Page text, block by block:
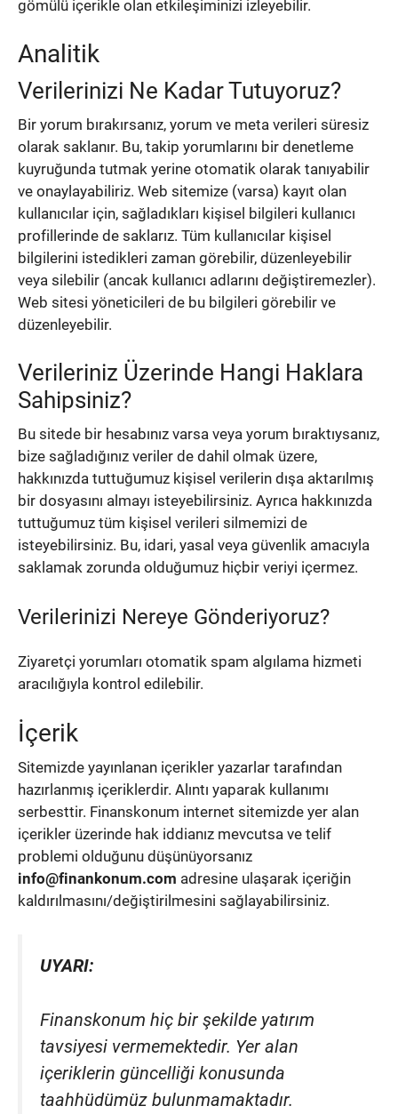
gömülü içerikle olan etkileşiminizi izleyebilir.
Analitik
Verilerinizi Ne Kadar Tutuyoruz?
Bir yorum bırakırsanız, yorum ve meta verileri süresiz
olarak saklanır. Bu, takip yorumlarını bir denetleme
kuyruğunda tutmak yerine otomatik olarak tanıyabilir
ve onaylayabiliriz. Web sitemize (varsa) kayıt olan
kullanıcılar için, sağladıkları kişisel bilgileri kullanıcı
profillerinde de saklarız. Tüm kullanıcılar kişisel
bilgilerini istedikleri zaman görebilir, düzenleyebilir
veya silebilir (ancak kullanıcı adlarını değiştiremezler).
Web sitesi yöneticileri de bu bilgileri görebilir ve
düzenleyebilir.
Verileriniz Üzerinde Hangi Haklara
Sahipsiniz?
Bu sitede bir hesabınız varsa veya yorum bıraktıysanız,
bize sağladığınız veriler de dahil olmak üzere,
hakkınızda tuttuğumuz kişisel verilerin dışa aktarılmış
bir dosyasını almayı isteyebilirsiniz. Ayrıca hakkınızda
tuttuğumuz tüm kişisel verileri silmemizi de
isteyebilirsiniz. Bu, idari, yasal veya güvenlik amacıyla
saklamak zorunda olduğumuz hiçbir veriyi içermez.
Verilerinizi Nereye Gönderiyoruz?
Ziyaretçi yorumları otomatik spam algılama hizmeti
aracılığıyla kontrol edilebilir.
İçerik
Sitemizde yayınlanan içerikler yazarlar tarafından
hazırlanmış içeriklerdir. Alıntı yaparak kullanımı
serbesttir. Finanskonum internet sitemizde yer alan
içerikler üzerinde hak iddianız mevcutsa ve telif
problemi olduğunu düşünüyorsanız
info@finankonum.com adresine ulaşarak içeriğin
kaldırılmasını/değiştirilmesini sağlayabilirsiniz.
UYARI:
Finanskonum hiç bir şekilde yatırım
tavsiyesi vermemektedir. Yer alan
içeriklerin güncelliği konusunda
taahhüdümüz bulunmamaktadır.